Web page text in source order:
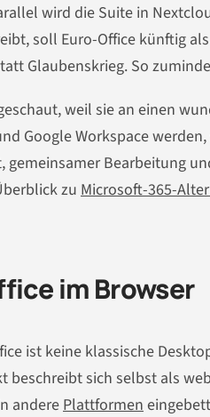
wird die Suite in
soll Euro-Office künftig
Glaubenskrieg. So
weil sie an einen
Google Workspace
Bearbeitung
zu Microsoft-365-
im Browser
ist keine klassische
sich selbst als
andere Plattformen